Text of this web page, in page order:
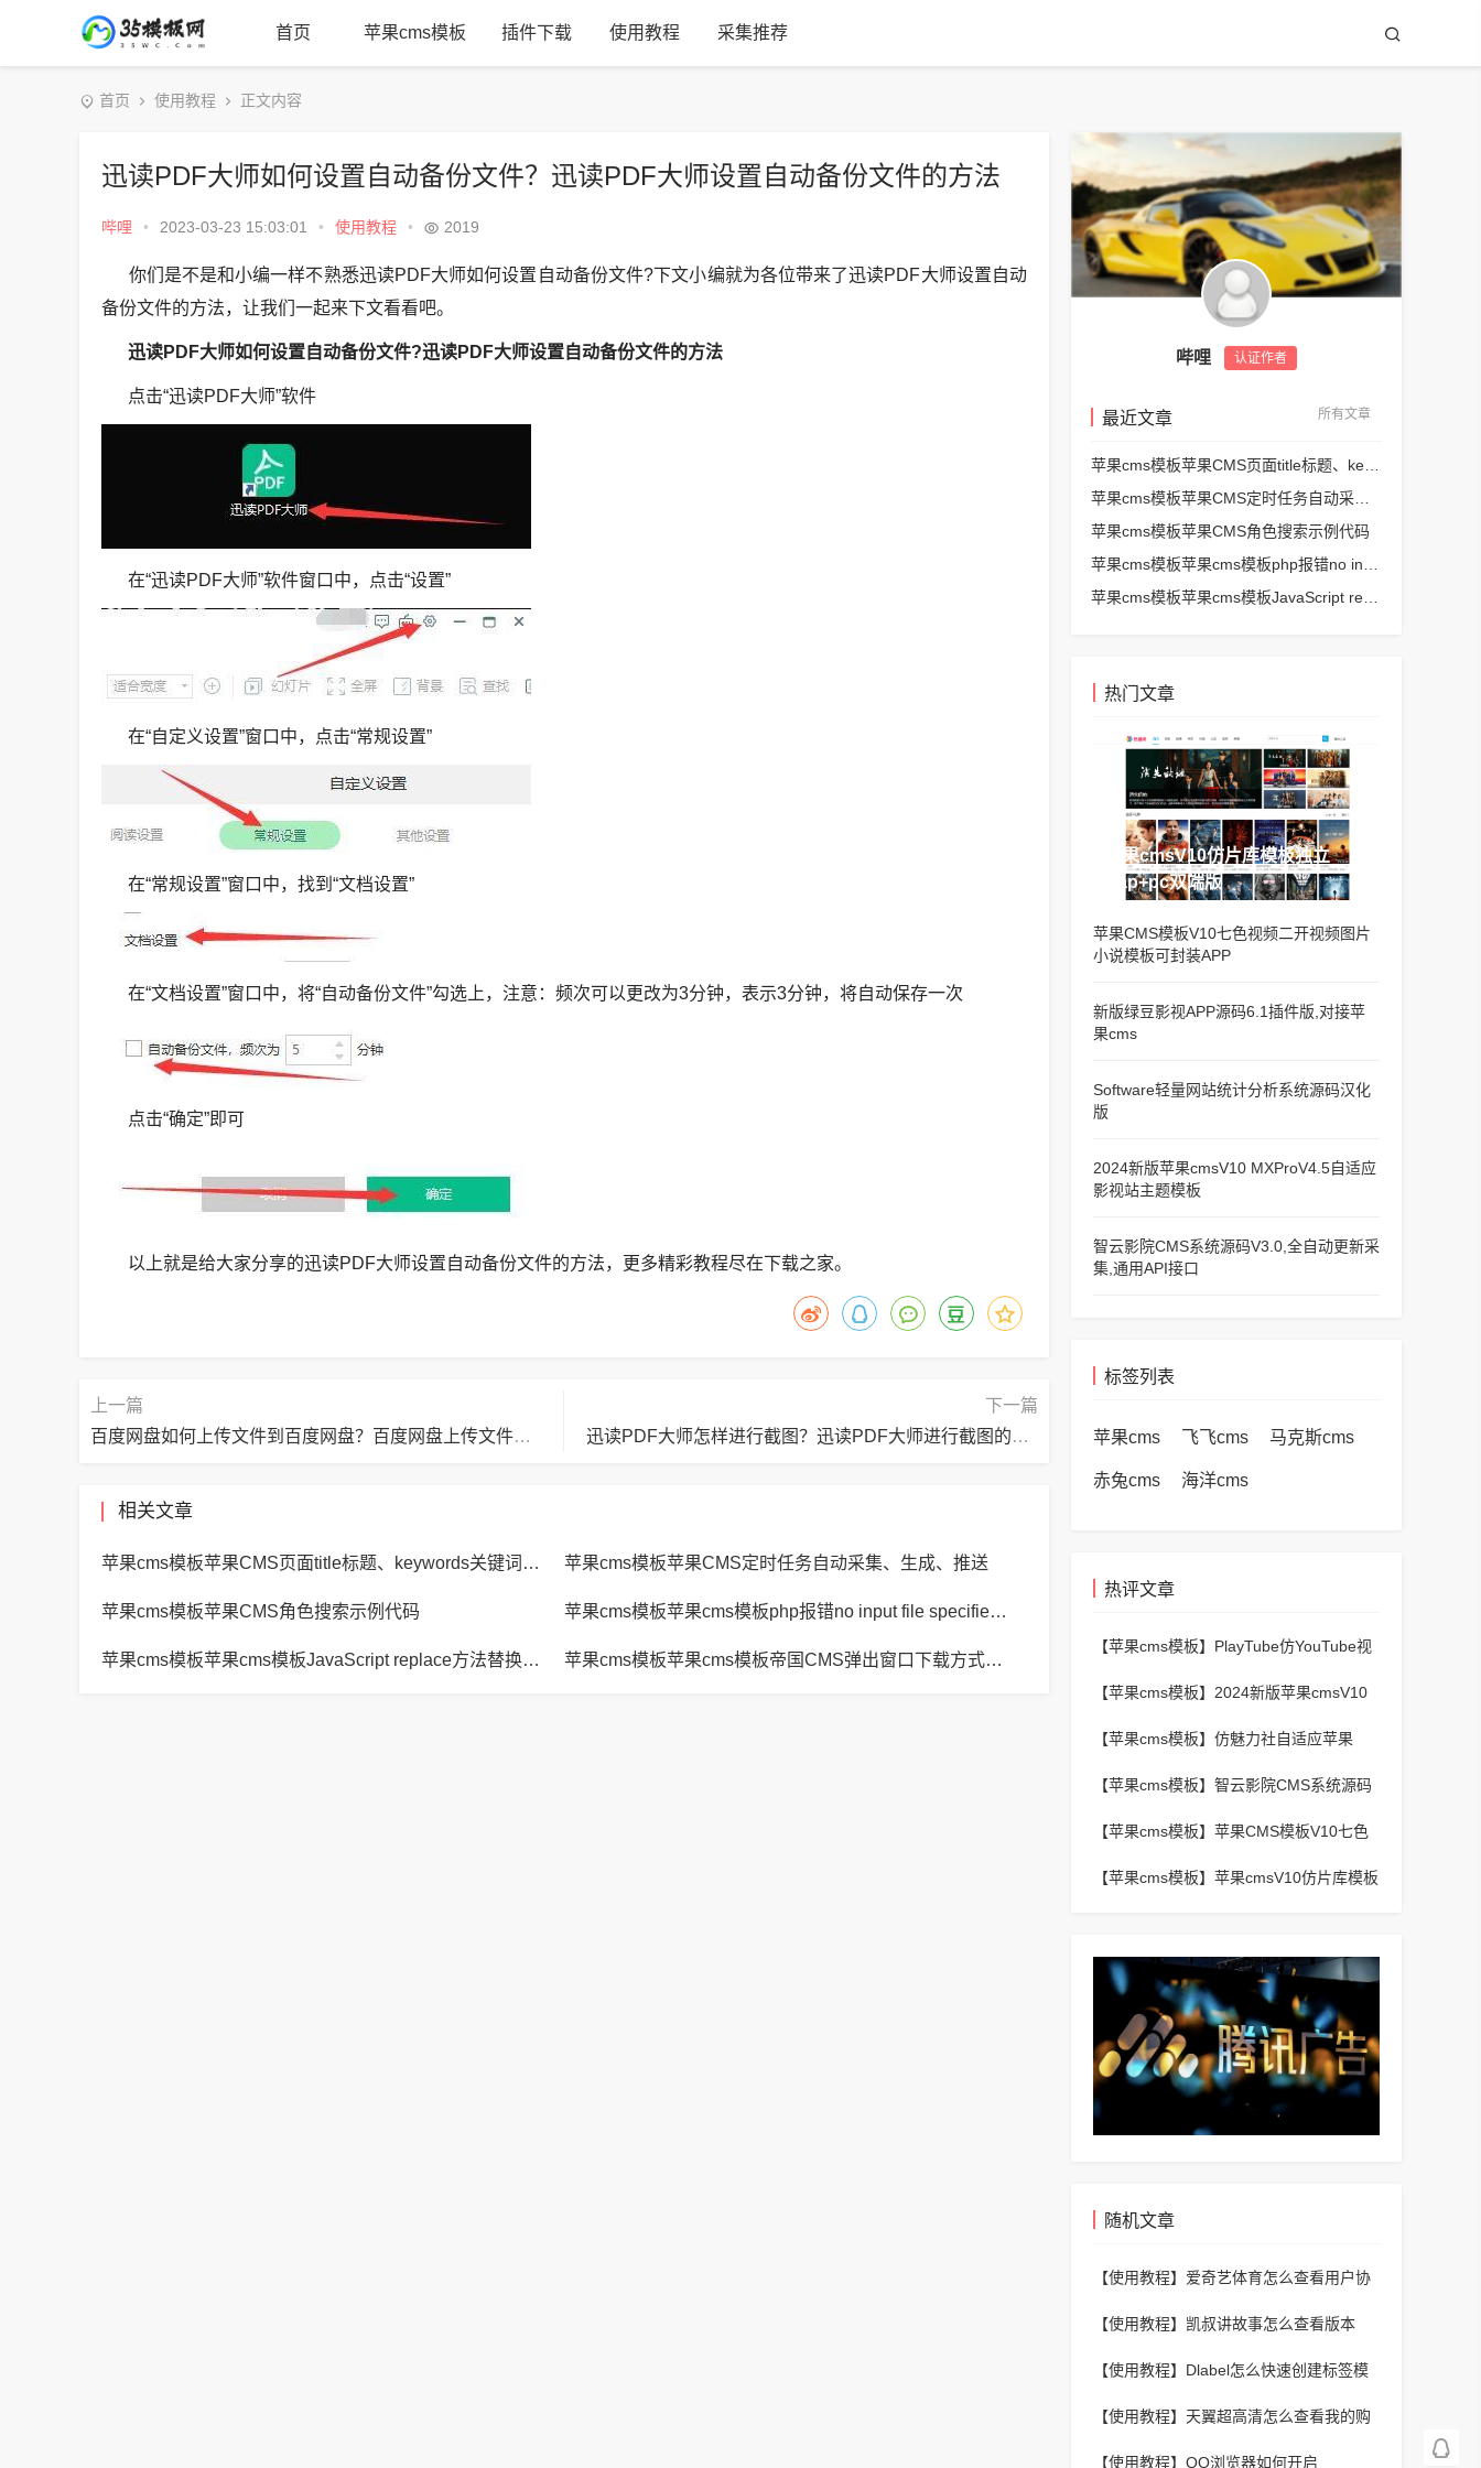
首页 苹果cms模板 插件下载 使用教程 采集推荐
首页 使用教程 正文内容
迅读PDF大师如何设置自动备份文件？迅读PDF大师设置自动备份文件的方法
哔哩 • 2023-03-23 15:03:01 • 使用教程 • 2019
你们是不是和小编一样不熟悉迅读PDF大师如何设置自动备份文件?下文小编就为各位带来了迅读PDF大师设置自动
备份文件的方法，让我们一起来下文看看吧。
迅读PDF大师如何设置自动备份文件?迅读PDF大师设置自动备份文件的方法
点击“迅读PDF大师”软件
在“迅读PDF大师”软件窗口中，点击“设置”
在“自定义设置”窗口中，点击“常规设置”
在“常规设置”窗口中，找到“文档设置”
在“文档设置”窗口中，将“自动备份文件”勾选上，注意：频次可以更改为3分钟，表示3分钟，将自动保存一次
点击“确定”即可
以上就是给大家分享的迅读PDF大师设置自动备份文件的方法，更多精彩教程尽在下载之家。
上一篇
百度网盘如何上传文件到百度网盘？百度网盘上传文件到百度网盘的方法
下一篇
迅读PDF大师怎样进行截图？迅读PDF大师进行截图的操作方法
相关文章
苹果cms模板苹果CMS页面title标题、keywords关键词、description描述SEO优化 苹果cms模板苹果CMS定时任务自动采集、生成、推送
苹果cms模板苹果CMS角色搜索示例代码 苹果cms模板苹果cms模板php报错no input file specified解决方法
苹果cms模板苹果cms模板JavaScript replace方法替换字符串空格方法 苹果cms模板苹果cms模板帝国CMS弹出窗口下载方式改为点击链接直接下载教程
哔哩 认证作者
最近文章 所有文章
苹果cms模板苹果CMS角色搜索示例代码
热门文章
苹果cmsV10仿片库模板独立
wap+pc双端版
苹果CMS模板V10七色视频二开视频图片
小说模板可封装APP
新版绿豆影视APP源码6.1插件版,对接苹
果cms
Software轻量网站统计分析系统源码汉化
版
2024新版苹果cmsV10 MXProV4.5自适应
影视站主题模板
智云影院CMS系统源码V3.0,全自动更新采
集,通用API接口
标签列表
苹果cms 飞飞cms 马克斯cms
赤兔cms 海洋cms
热评文章
【苹果cms模板】 PlayTube仿YouTube视
【苹果cms模板】 2024新版苹果cmsV10
【苹果cms模板】 仿魅力社自适应苹果
【苹果cms模板】 智云影院CMS系统源码
【苹果cms模板】 苹果CMS模板V10七色
【苹果cms模板】 苹果cmsV10仿片库模板
随机文章
【使用教程】 爱奇艺体育怎么查看用户协
【使用教程】 凯叔讲故事怎么查看版本
【使用教程】 Dlabel怎么快速创建标签模
教程
【使用教程】 天翼超高清怎么查看我的购
【使用教程】 QQ浏览器如何开启